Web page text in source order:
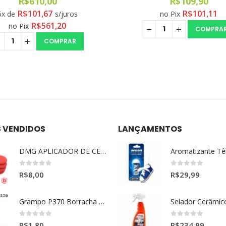
no Pix R$101,11
COMPRAR
3x de R$103,30 s/juros
no Pix
285,12
LEIA MAIS
VENDIDOS
DMG APLICADOR DE CERA ULTRA MACIO VERMELHO l
out of 5
R$8,00
Grampo P370 Borracha Porta (HONDA-TOYOTA)
out of 5
LANÇAMENTOS
out of 5
R$29,99
out of 5